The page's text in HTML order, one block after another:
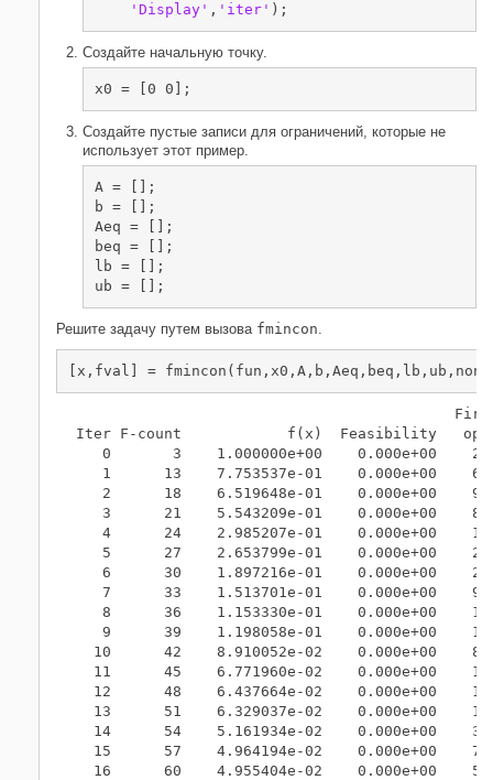
'Display' , 'iter' );
Создайте начальную точку.
x0 = [0 0];
Создайте пустые записи для ограничений, которые не
использует этот пример.
A = [];
b = [];
Aeq = [];
beq = [];
lb = [];
ub = [];
Решите задачу путем вызова fmincon
[x,fval] =
Iter F-count            f(x)  Feasibility
0       3    1.000000e+00    0.000e+00
1      13    7.753537e-01    0.000e+00
2      18    6.519648e-01    0.000e+00
3      21    5.543209e-01    0.000e+00
4      24    2.985207e-01    0.000e+00
5      27    2.653799e-01    0.000e+00
6      30    1.897216e-01    0.000e+00
7      33    1.513701e-01    0.000e+00
8      36    1.153330e-01    0.000e+00
9      39    1.198058e-01    0.000e+00
10      42    8.910052e-02    0.000e+00
11      45    6.771960e-02    0.000e+00
12      48    6.437664e-02    0.000e+00
13      51    6.329037e-02    0.000e+00
14      54    5.161934e-02    0.000e+00
15      57    4.964194e-02    0.000e+00
16      60    4.955404e-02    0.000e+00